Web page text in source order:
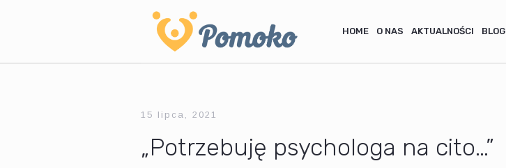
HOME O NAS AKTUALNOŚCI BLOG
15 lipca, 2021
„Potrzebuję psychologa na cito…”